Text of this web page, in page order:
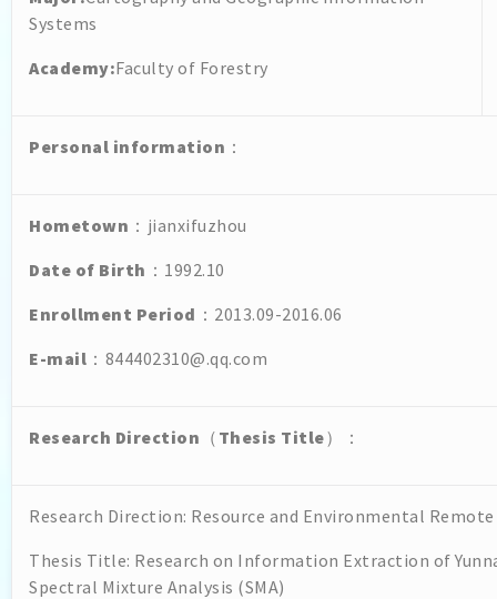
Systems
Academy:Faculty of Forestry
Personal information ：
Hometown ：jianxifuzhou
Date of Birth ：1992.10
Enrollment Period ：2013.09-2016.06
E-mail ：844402310@.qq.com
Research Direction （ Thesis Title）：
Research Direction: Resource and Environmental
Thesis Title: Research on Information Extraction of
Spectral Mixture Analysis (SMA)